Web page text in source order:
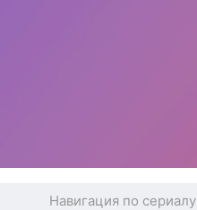
Навигация по сериалу